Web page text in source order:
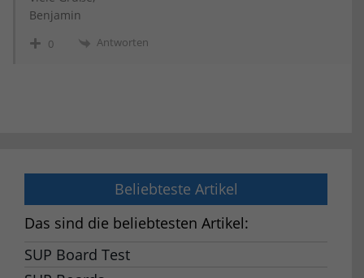
Benjamin
0 Antworten
Beliebteste Artikel
Das sind die beliebtesten Artikel:
SUP Board Test